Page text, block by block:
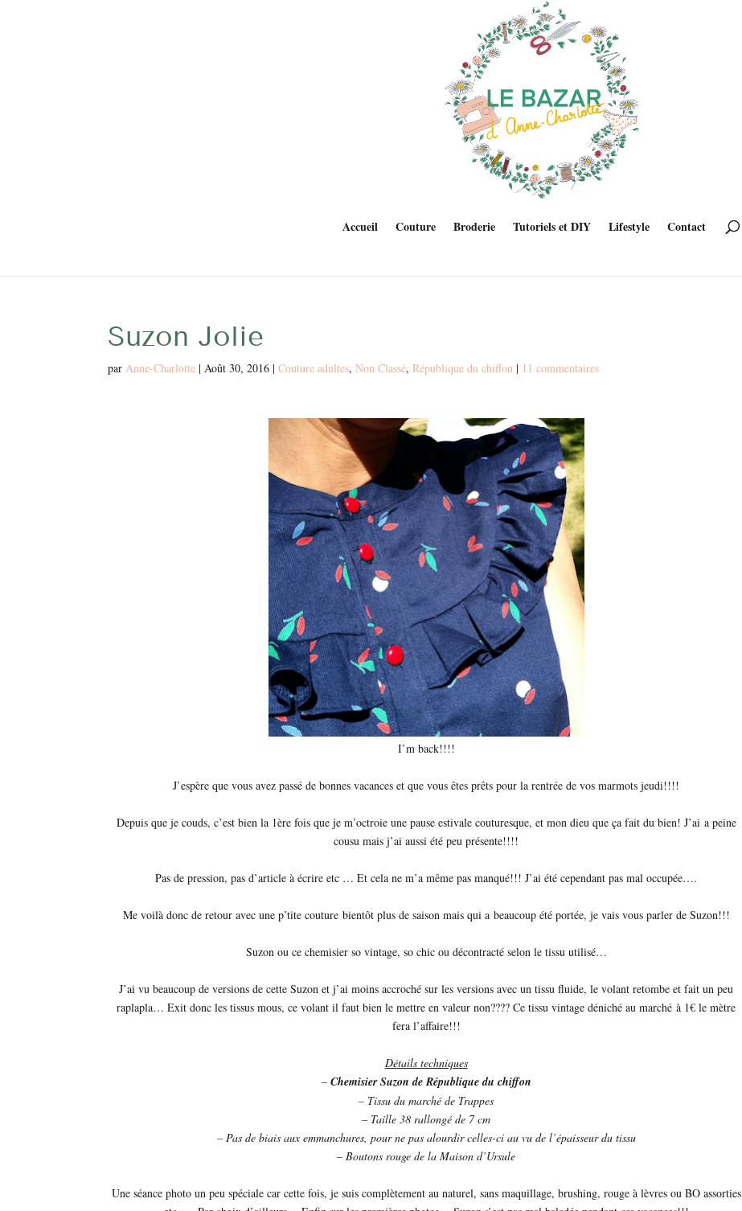
Accueil Couture Broderie Tutoriels et DIY Lifestyle Contact
Suzon Jolie
parAnne-Charlotte |Août 30, 2016 |Couture adultes,Non Classé,République du chiffon | 11 commentaires
I’m back!!!!
J’espère que vous avez passé de bonnes vacances et que vous êtes prêts pour la rentrée de vos marmots jeudi!!!!
Depuis que je couds, c’est bien la 1ère fois que je m’octroie une pause estivale couturesque, et mon dieu que ça fait du bien! J’ai a peine
cousu mais j’ai aussi été peu présente!!!!
Pas de pression, pas d’article à écrire etc … Et cela ne m’a même pas manqué!!! J’ai été cependant pas mal occupée….
Me voilà donc de retour avec une p’tite couture bientôt plus de saison mais qui a beaucoup été portée, je vais vous parler de Suzon!!!
Suzon ou ce chemisier so vintage, so chic ou décontracté selon le tissu utilisé…
J’ai vu beaucoup de versions de cette Suzon et j’ai moins accroché sur les versions avec un tissu fluide, le volant retombe et fait un peu
raplapla… Exit donc les tissus mous, ce volant il faut bien le mettre en valeur non???? Ce tissu vintage déniché au marché à 1€ le mètre
fera l’affaire!!!
Détails techniques
– Chemisier Suzon de République du chiffon
– Tissu du marché de Trappes
– Taille 38 rallongé de 7 cm
– Pas de biais aux emmanchures, pour ne pas alourdir celles-ci au vu de l’épaisseur du tissu
– Boutons rouge de la Maison d’Ursule
Une séance photo un peu spéciale car cette fois, je suis complètement au naturel, sans maquillage, brushing, rouge à lèvres ou BO assorties